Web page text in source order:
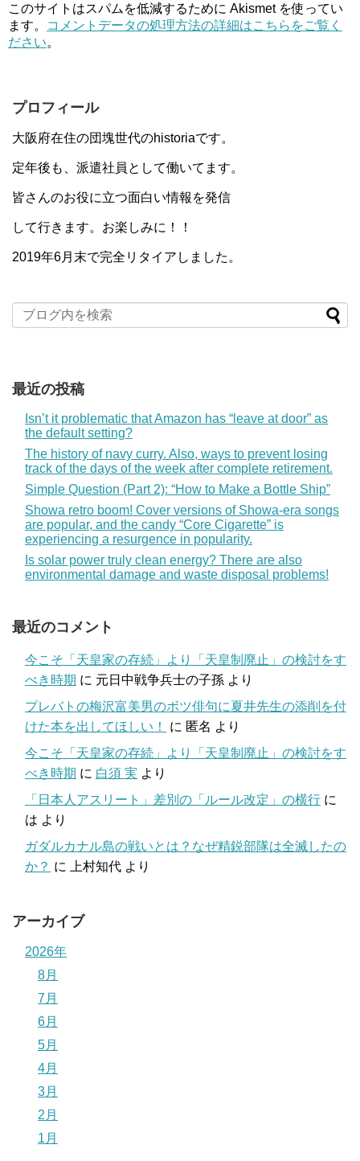
このサイトはスパムを低減するために Akismet を使ってい
ます。
コメントデータの処理方法の詳細はこちらをご覧く
ださい。
プロフィール
大阪府在住の団塊世代のhistoriaです。
定年後も、派遣社員として働いてます。
皆さんのお役に立つ面白い情報を発信
して行きます。お楽しみに！！
2019年6月末で完全リタイアしました。
最近の投稿
Isn’t it problematic that Amazon has “leave at door” as
the default setting?
The history of navy curry. Also, ways to prevent losing
track of the days of the week after complete retirement.
Simple Question (Part 2): “How to Make a Bottle Ship”
Showa retro boom! Cover versions of Showa-era songs
are popular, and the candy “Core Cigarette” is
experiencing a resurgence in popularity.
Is solar power truly clean energy? There are also
environmental damage and waste disposal problems!
最近のコメント
今こそ「天皇家の存続」より「天皇制廃止」の検討をす
べき時期 に 元日中戦争兵士の子孫 より
プレバトの梅沢富美男のボツ俳句に夏井先生の添削を付
けた本を出してほしい！
に 匿名 より
今こそ「天皇家の存続」より「天皇制廃止」の検討をす
べき時期 に 白須 実 より
「日本人アスリート」差別の「ルール改定」の横行 に
は より
ガダルカナル島の戦いとは？なぜ精鋭部隊は全滅したの
か？ に 上村知代 より
アーカイブ
2026年
8月
7月
6月
5月
4月
3月
2月
1月